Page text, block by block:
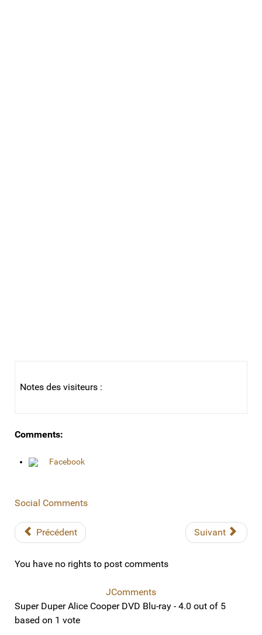
Notes des visiteurs :
Comments:
Facebook
Social Comments
Précédent Suivant
You have no rights to post comments
JComments
Super Duper Alice Cooper DVD Blu-ray -4.0 out of 5
based on 1 vote